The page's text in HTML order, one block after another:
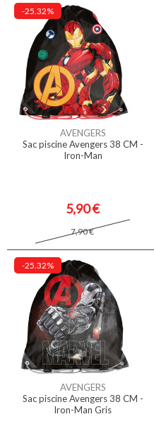
-25.32%
AVENGERS
Sac piscine Avengers 38 CM -
Iron-Man
5,90 €
7,90 €
-25.32%
AVENGERS
Sac piscine Avengers 38 CM -
Iron-Man Gris